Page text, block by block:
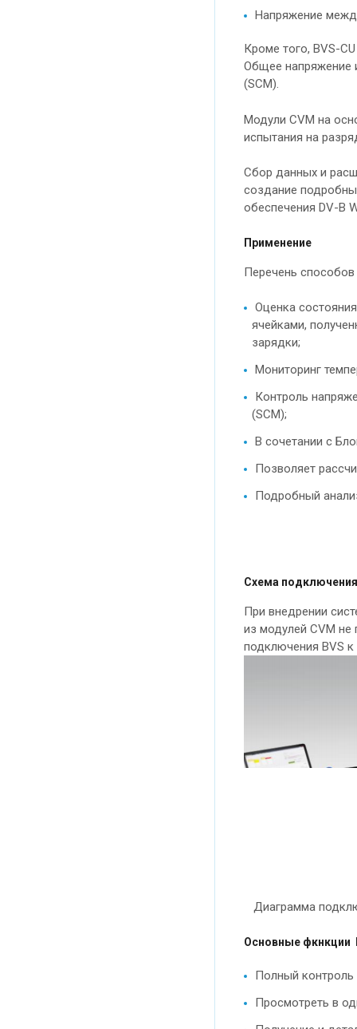
Напряжение
Кроме того, BVS-
Общее напряжение
(SCM).
Модули CVM на
испытания на
Сбор данных и
создание
обеспечения DV-B
Применение
Перечень
Оценка
ячейками,
зарядки;
Мониторинг
Контроль
(SCM);
В сочетании с
Позволяет
Подробный
Схема подключения
При внедрении
из модулей CVM
подключения BVS к
Диаграмма
Основные фкнкции
Полный
Просмотреть в